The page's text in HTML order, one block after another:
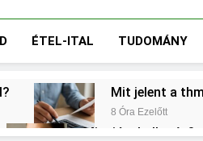
ÉTEL-ITAL TUDOMÁNY
Mit jelent a
8 Óra Ezelőtt
Mire jó a kollagén?